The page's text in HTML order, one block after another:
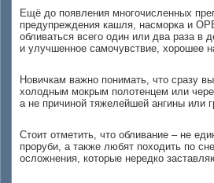
Ещё до появления многочисленных
предупреждения кашля, насморка и
обливаться всего один или два раза в
и улучшенное самочувствие, хорошее
Новичкам важно понимать, что сразу
холодным мокрым полотенцем или
а не причиной тяжелейшей ангины или
Стоит отметить, что обливание – не
проруби, а также любят походить по
осложнения, которые нередко